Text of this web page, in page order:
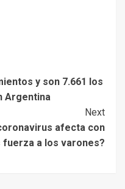
y son 7.661 los
Argentina
Next
afecta con
fuerza a los varones?